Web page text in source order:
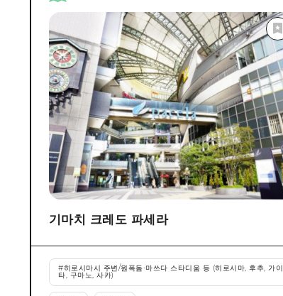
기마치 크레도 파세라
#히로시마시 주변/원폭돔·마쓰다 스타디움 등 (히로시마, 후추, 가이
타, 구마노, 사카)